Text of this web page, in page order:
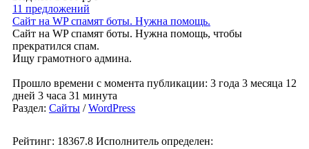
11 предложений
Сайт на WP спамят боты. Нужна помощь.
Сайт на WP спамят боты. Нужна помощь, чтобы
прекратился спам.
Ищу грамотного админа.
Прошло времени с момента публикации: 3 года 3 месяца 12
дней 3 часа 31 минута
Раздел: Сайты /WordPress
Рейтинг: 18367.8 Исполнитель определен: